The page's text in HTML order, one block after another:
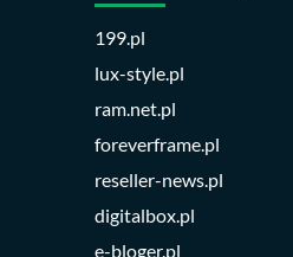
199.pl
lux-style.pl
ram.net.pl
foreverframe.pl
reseller-news.pl
digitalbox.pl
e-bloger.pl